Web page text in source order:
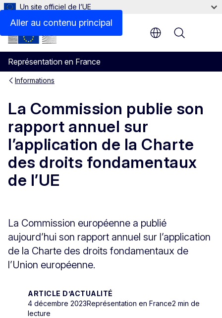
Aller au contenu principal
Un site officiel de l’UE
Représentation en France
Menu
Informations
La Commission publie son
rapport annuel sur
l’application de la Charte
des droits fondamentaux
de l’UE
La Commission européenne a publié
aujourd’hui son rapport annuel sur l’application
de la Charte des droits fondamentaux de
l’Union européenne.
ARTICLE D’ACTUALITÉ
4 décembre 2023Représentation en France2 min de
lecture